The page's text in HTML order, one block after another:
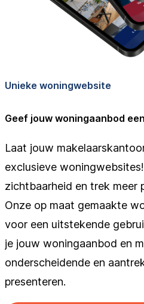
Unieke woningwebsite
Geef jouw woningaanbod een
Laat jouw
exclusieve
zichtbaarheid en trek meer
Onze op maat gemaakte
voor een uitstekende
je jouw woningaanbod en
onderscheidende en
presenteren.